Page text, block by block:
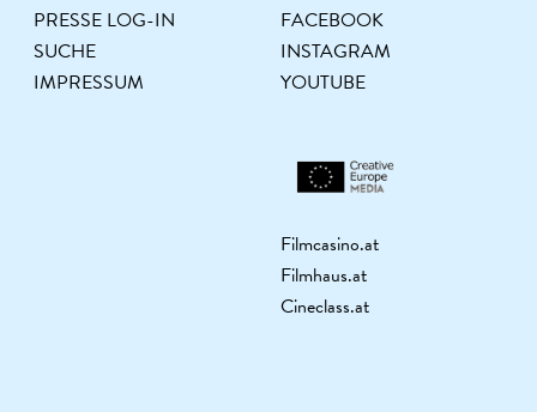
PRESSE LOG-IN
SUCHE
IMPRESSUM
FACEBOOK
INSTAGRAM
YOUTUBE
Filmcasino.at
Filmhaus.at
Cineclass.at